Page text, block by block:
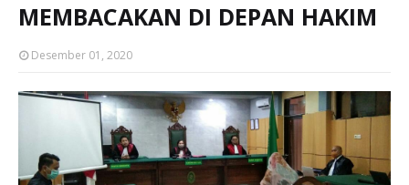
MEMBACAKAN DI DEPAN HAKIM
Desember 01, 2020